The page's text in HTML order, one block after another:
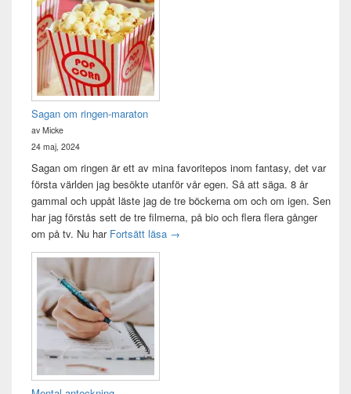
Sagan om ringen-maraton
av Micke
24 maj, 2024
Sagan om ringen är ett av mina favoritepos inom fantasy, det var
första världen jag besökte utanför vår egen. Så att säga. 8 år
gammal och uppåt läste jag de tre böckerna om och om igen. Sen
har jag förstås sett de tre filmerna, på bio och flera flera gånger
om på tv. Nu har Fortsätt läsa Sagan om ringen-maraton
→